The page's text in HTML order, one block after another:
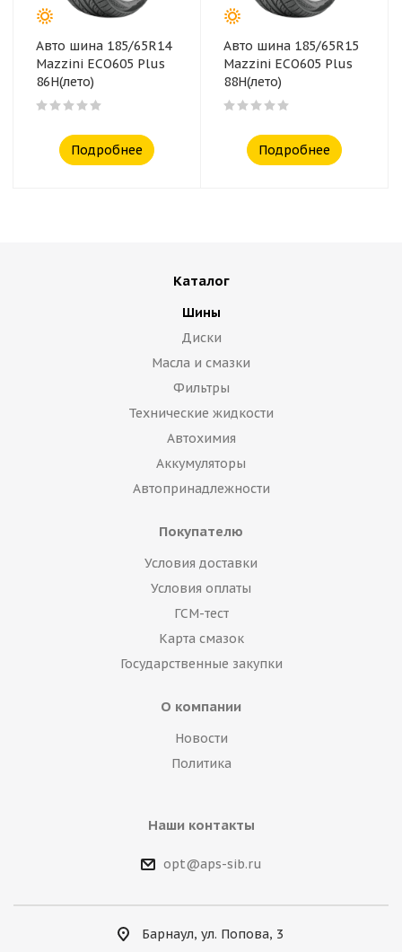
Авто шина 185/65R14
Mazzini ECO605 Plus
86H(лето)
Подробнее
Авто шина 185/65R15
Mazzini ECO605 Plus
88H(лето)
Подробнее
Каталог
Шины
Диски
Масла и смазки
Фильтры
Технические жидкости
Автохимия
Аккумуляторы
Автопринадлежности
Покупателю
Условия доставки
Условия оплаты
ГСМ-тест
Карта смазок
Государственные закупки
О компании
Новости
Политика
Наши контакты
opt@aps-sib.ru
Барнаул, ул. Попова, 3